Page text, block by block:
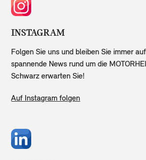
INSTAGRAM
Folgen Sie uns und bleiben Sie immer
spannende News rund um die
Schwarz erwarten Sie!
Auf Instagram folgen